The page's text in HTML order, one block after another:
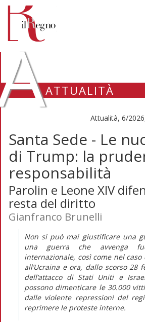
ATTUALITÀ
Attualità, 6/
Santa Sede - Le
di Trump: la
responsabilità
Parolin e Leone XIV
resta del diritto
Gianfranco Brunelli
Non si può mai giustificare una
una guerra che avvenga
internazionale, così come nel caso
all’Ucraina e ora, dallo scorso 28
dell’attacco di Stati Uniti e
possono dimenticare le 30.000
dalle violente repressioni del
reprimere le proteste interne.